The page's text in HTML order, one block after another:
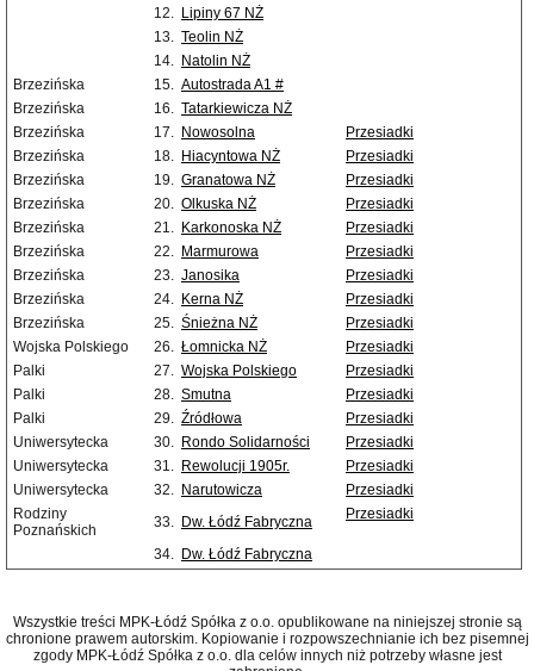
12. Lipiny 67 NŻ
13. Teolin NŻ
14. Natolin NŻ
Brzezińska
15. Autostrada A1 #
Brzezińska
16. Tatarkiewicza NŻ
Brzezińska
17. Nowosolna
Przesiadki
Brzezińska
18. Hiacyntowa NŻ
Przesiadki
Brzezińska
19. Granatowa NŻ
Przesiadki
Brzezińska
20. Olkuska NŻ
Przesiadki
Brzezińska
21. Karkonoska NŻ
Przesiadki
Brzezińska
22. Marmurowa
Przesiadki
Brzezińska
23. Janosika
Przesiadki
Brzezińska
24. Kerna NŻ
Przesiadki
Brzezińska
25. Śnieżna NŻ
Przesiadki
Wojska Polskiego
26. Łomnicka NŻ
Przesiadki
Palki
27. Wojska Polskiego
Przesiadki
Palki
28. Smutna
Przesiadki
Palki
29. Źródłowa
Przesiadki
Uniwersytecka
30. Rondo Solidarności
Przesiadki
Uniwersytecka
31. Rewolucji 1905r.
Przesiadki
Uniwersytecka
32. Narutowicza
Przesiadki
Rodziny
Poznańskich
33. Dw. Łódź Fabryczna Przesiadki
34. Dw. Łódź Fabryczna
Wszystkie treści MPK-Łódź Spółka z o.o. opublikowane na niniejszej stronie są
chronione prawem autorskim. Kopiowanie i rozpowszechnianie ich bez pisemnej
zgody MPK-Łódź Spółka z o.o. dla celów innych niż potrzeby własne jest